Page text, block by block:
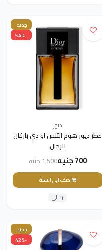
جديد
-54%
ديور
عطر ديور هوم انتنس او ​​دي بارفان
للرجال
700 جنيه 1,500 جنيه
اضف الى السلة
رجالى
جديد
-42%